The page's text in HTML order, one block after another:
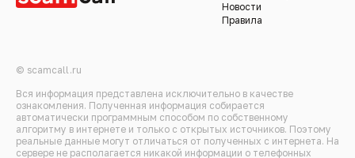
Новости
Правила
© scamcall.ru
Вся информация представлена исключительно в качестве
ознакомления. Полученная информация собирается
автоматически программным способом по собственному
алгоритму в интернете и только с открытых источников. Поэтому
реальные данные могут отличаться от полученных с интернета. На
сервере не располагается никакой информации о телефонных